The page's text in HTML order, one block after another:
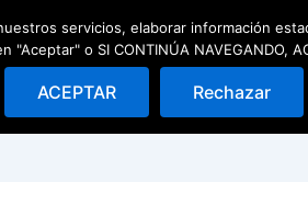
Escuela de pádel
servicios, elaborar información
"Aceptar" o SI CONTINÚA NAVEGANDO,
ACEPTAR Rechazar